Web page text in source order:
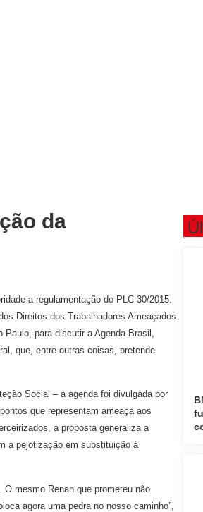
da
a regulamentação do PLC 30/2015.
Direitos dos Trabalhadores Ameaçados
Paulo, para discutir a Agenda Brasil,
que, entre outras coisas, pretende
Social – a agenda foi divulgada por
que representam ameaça aos
a proposta generaliza a
a pejotização em substituição à
mesmo Renan que prometeu não
agora uma pedra no nosso caminho”,